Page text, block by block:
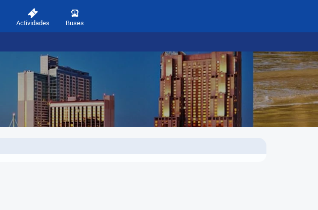
Actividades Buses